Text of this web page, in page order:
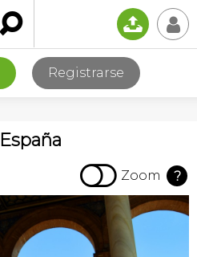
 📤 👤
Registrarse
 Zoom ?